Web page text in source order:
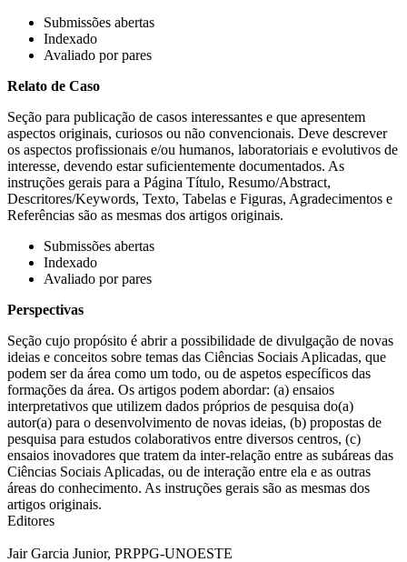
Submissões abertas
Indexado
Avaliado por pares
Relato de Caso
Seção para publicação de casos interessantes e que apresentem
aspectos originais, curiosos ou não convencionais. Deve descrever
os aspectos profissionais e/ou humanos, laboratoriais e evolutivos de
interesse, devendo estar suficientemente documentados. As
instruções gerais para a Página Título, Resumo/Abstract,
Descritores/Keywords, Texto, Tabelas e Figuras, Agradecimentos e
Referências são as mesmas dos artigos originais.
Submissões abertas
Indexado
Avaliado por pares
Perspectivas
Seção cujo propósito é abrir a possibilidade de divulgação de novas
ideias e conceitos sobre temas das Ciências Sociais Aplicadas, que
podem ser da área como um todo, ou de aspetos específicos das
formações da área. Os artigos podem abordar: (a) ensaios
interpretativos que utilizem dados próprios de pesquisa do(a)
autor(a) para o desenvolvimento de novas ideias, (b) propostas de
pesquisa para estudos colaborativos entre diversos centros, (c)
ensaios inovadores que tratem da inter-relação entre as subáreas das
Ciências Sociais Aplicadas, ou de interação entre ela e as outras
áreas do conhecimento. As instruções gerais são as mesmas dos
artigos originais.
Editores
Jair Garcia Junior, PRPPG-UNOESTE